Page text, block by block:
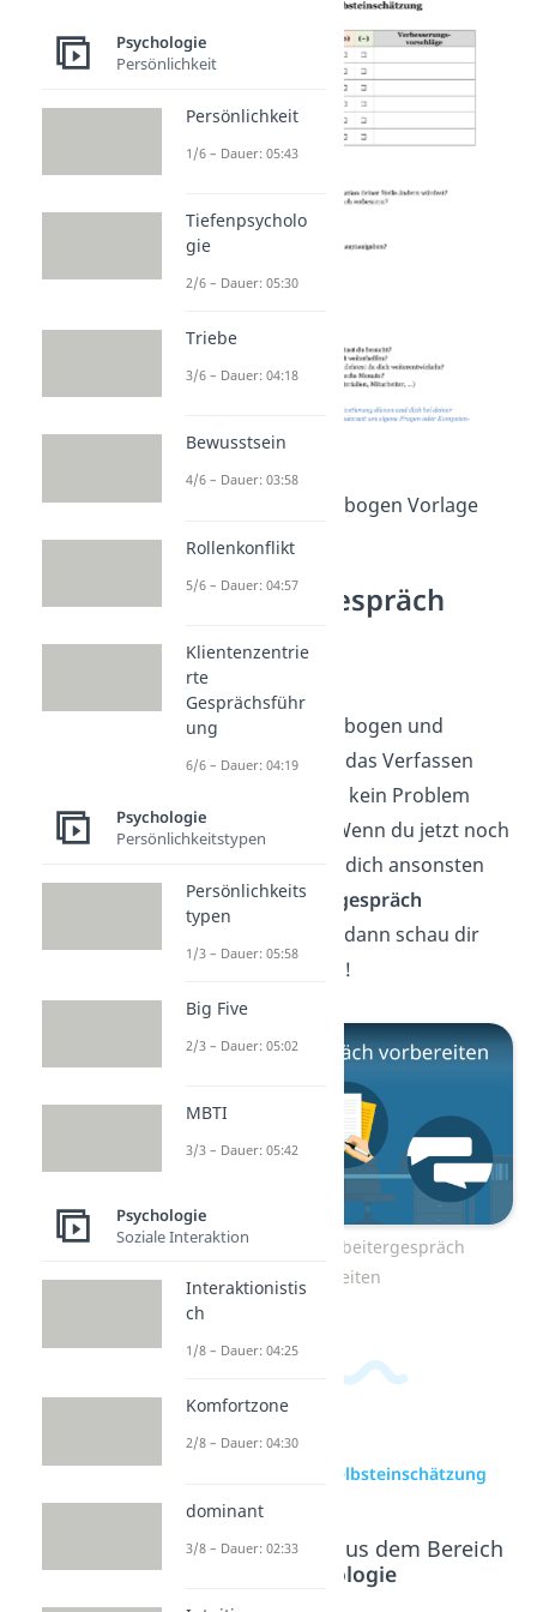
Selbsteinschätzungsbogen Vorlage
Mitarbeitergespräch
Super! Mit dem
Selbsteinschätzungsbogen und
unseren Tipps sollte das Verfassen
einer Selbstreflexion kein Problem
mehr für dich sein. Wenn du jetzt noch
wissen willst, wie du dich ansonsten
auf dasMitarbeitergespräch
vorbereiten
kannst, dann schau dir
unser
dazu an!
Zum Video: Mitarbeitergespräch
vorbereiten
zur Videoseite: Selbsteinschätzung
Beliebte Inhalte aus dem Bereich
Psychologie
Psychologie
Persönlichkeit
Persönlichkeit
1/6 – Dauer: 05:43
Tiefenpsycholo
gie
2/6 – Dauer: 05:30
Triebe
3/6 – Dauer: 04:18
Bewusstsein
4/6 – Dauer: 03:58
Rollenkonflikt
5/6 – Dauer: 04:57
Klientenzentrie
rte
Gesprächsführ
ung
6/6 – Dauer: 04:19
Psychologie
Persönlichkeitstypen
Persönlichkeits
typen
1/3 – Dauer: 05:58
Big Five
2/3 – Dauer: 05:02
MBTI
3/3 – Dauer: 05:42
Psychologie
Soziale Interaktion
Interaktionistis
ch
1/8 – Dauer: 04:25
Komfortzone
2/8 – Dauer: 04:30
dominant
3/8 – Dauer: 02:33